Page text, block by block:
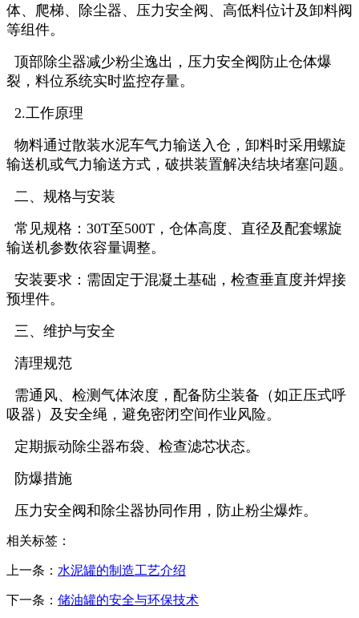
体、爬梯、除尘器、压力安全阀、高低料位计及卸料阀
等组件‌。
顶部除尘器减少粉尘逸出，压力安全阀防止仓体爆
裂，料位系统实时监控存量‌。
2.工作原理‌
物料通过散装水泥车气力输送入仓，卸料时采用螺旋
输送机或气力输送方式，破拱装置解决结块堵塞问题‌。
二、规格与安装
‌常见规格‌：30T至500T，仓体高度、直径及配套螺旋
输送机参数依容量调整‌。
‌ 安装要求‌：需固定于混凝土基础，检查垂直度并焊接
预埋件。
三、维护与安全
‌ 清理规范‌
需通风、检测气体浓度，配备防尘装备（如正压式呼
吸器）及安全绳，避免密闭空间作业风险‌。
定期振动除尘器布袋、检查滤芯状态‌。
‌ 防爆措施‌
压力安全阀和除尘器协同作用，防止粉尘爆炸。
相关标签：
上一条： 水泥罐的制造工艺介绍
下一条： 储油罐的安全与环保技术